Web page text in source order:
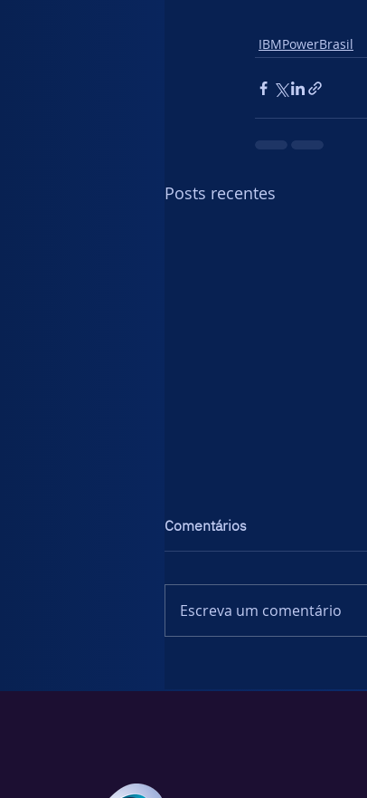
IBMPowerBrasil
Posts recentes
Force 2025: Aumento do
Comentários
Escreva um comentário